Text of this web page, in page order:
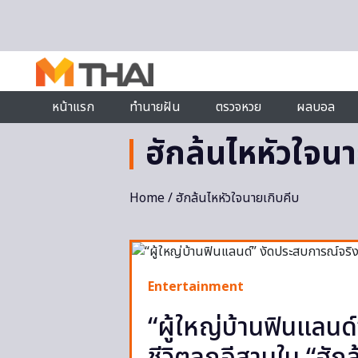
หน้าแรก
ทำนายฝัน ตรวจหวย ผลบอล
ฮักล้นไหหัวใจน
Home/ ฮักล้นไหหัวใจนายเกิบคีบ
Entertainment
“ผู้ใหญ่บ้านฟินแลนด์